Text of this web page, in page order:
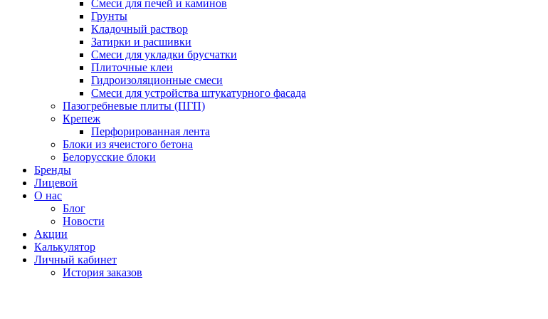
Смеси для печей и каминов
Грунты
Кладочный раствор
Затирки и расшивки
Смеси для укладки брусчатки
Плиточные клеи
Гидроизоляционные смеси
Смеси для устройства штукатурного фасада
Пазогребневые плиты (ПГП)
Крепеж
Перфорированная лента
Блоки из ячеистого бетона
Белорусские блоки
Бренды
Лицевой
О нас
Блог
Новости
Акции
Калькулятор
Личный кабинет
История заказов